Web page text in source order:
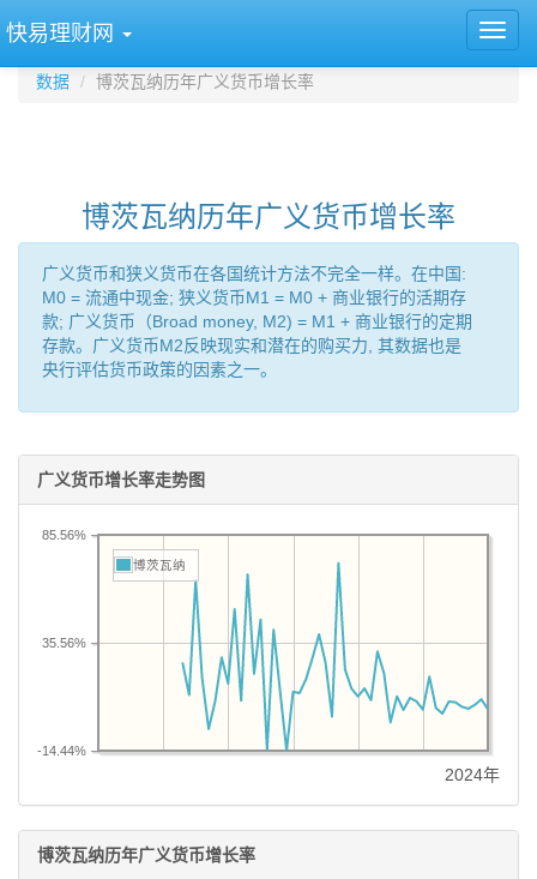
快易理财网
数据 博茨瓦纳历年广义货币增长率
博茨瓦纳历年广义货币增长率
广义货币和狭义货币在各国统计方法不完全一样。在中国:
M0 = 流通中现金; 狭义货币M1 = M0 + 商业银行的活期存
款; 广义货币（Broad money, M2) = M1 + 商业银行的定期
存款。广义货币M2反映现实和潜在的购买力, 其数据也是
央行评估货币政策的因素之一。
广义货币增长率走势图
-14.44%
35.56%
85.56%
博茨瓦纳
2024年
博茨瓦纳历年广义货币增长率